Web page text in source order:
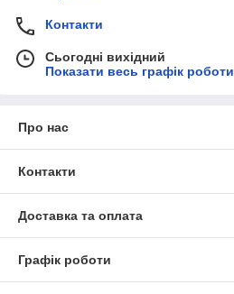
Контакти
Сьогодні вихідний
Показати весь графік роботи
Про нас
Контакти
Доставка та оплата
Графік роботи